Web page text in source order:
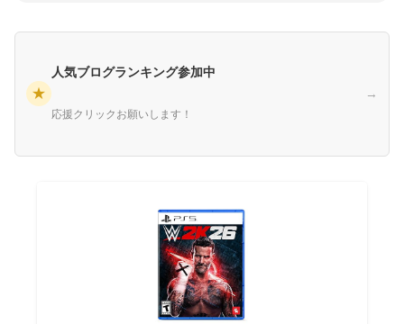
★
人気ブログランキング参加中
応援クリックお願いします！
→